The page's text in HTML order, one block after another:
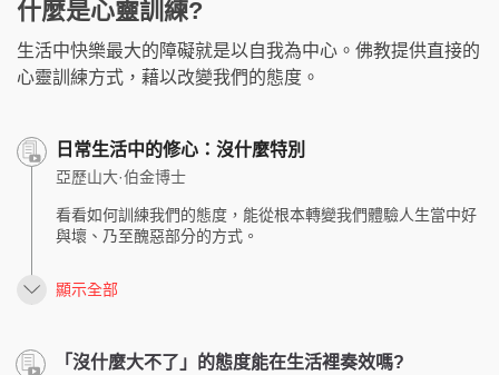
什麼是心靈訓練?
生活中快樂最大的障礙就是以自我為中心。佛教提供直接的
心靈訓練方式，藉以改變我們的態度。
日常生活中的修心：沒什麼特別
亞歷山大·伯金博士
看看如何訓練我們的態度，能從根本轉變我們體驗人生當中好
與壞、乃至醜惡部分的方式。
顯示全部
「沒什麼大不了」的態度能在生活裡奏效嗎?